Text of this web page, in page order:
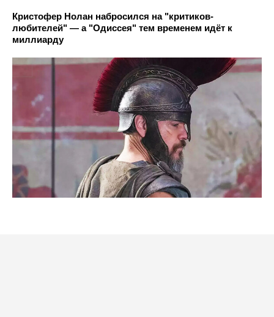
Кристофер Нолан набросился на "критиков-
любителей" — а "Одиссея" тем временем идёт к
миллиарду